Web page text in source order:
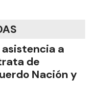
a
de
Nación y